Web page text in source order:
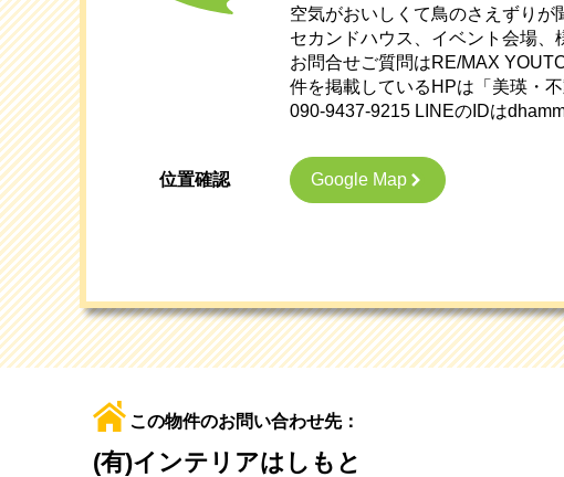
空気がおいしくて鳥のさえずりが
セカンドハウス、イベント会場、
お問合せご質問はRE/MAX
件を掲載しているHPは「美瑛・
090-9437-9215 LINEのIDは
位置確認 Google Map
この物件のお問い合わせ先：
(有)インテリアはしもと